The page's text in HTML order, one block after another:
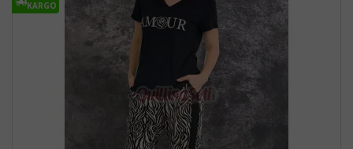
KARGO